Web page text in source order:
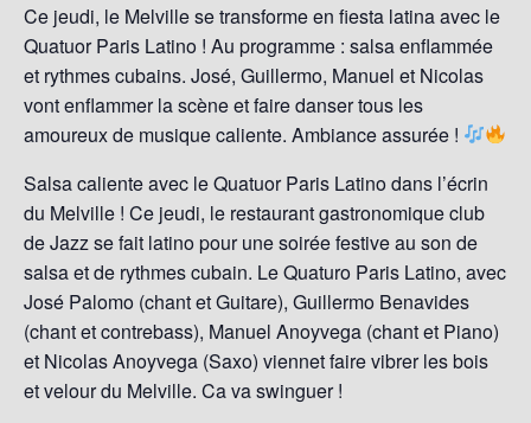
Ce jeudi, le Melville se transforme en fiesta latina avec le
Quatuor Paris Latino ! Au programme : salsa enflammée
et rythmes cubains. José, Guillermo, Manuel et Nicolas
vont enflammer la scène et faire danser tous les
amoureux de musique caliente. Ambiance assurée !
Salsa caliente avec le Quatuor Paris Latino dans l’écrin
du Melville ! Ce jeudi, le restaurant gastronomique club
de Jazz se fait latino pour une soirée festive au son de
salsa et de rythmes cubain. Le Quaturo Paris Latino, avec
José Palomo (chant et Guitare), Guillermo Benavides
(chant et contrebass), Manuel Anoyvega (chant et Piano)
et Nicolas Anoyvega (Saxo) viennet faire vibrer les bois
et velour du Melville. Ca va swinguer !